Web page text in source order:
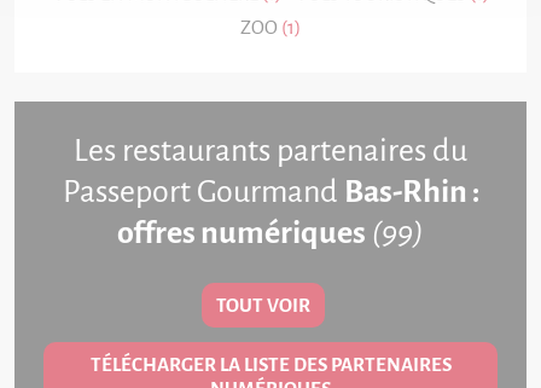
ZOO (1)
Les restaurants partenaires du
Passeport Gourmand Bas-Rhin :
offres numériques (99)
TOUT VOIR
TÉLÉCHARGER LA LISTE DES PARTENAIRES